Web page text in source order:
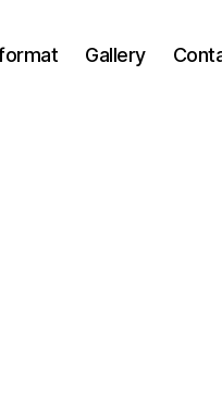
Gallery